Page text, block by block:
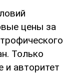
цены за
Только
и авторитет